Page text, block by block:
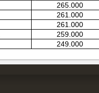
265.000
261.000
261.000
259.000
249.000